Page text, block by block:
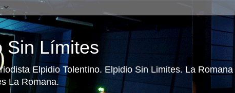
Sin Límites
Elpidio Tolentino. Elpidio Sin Limites. La
La Romana.